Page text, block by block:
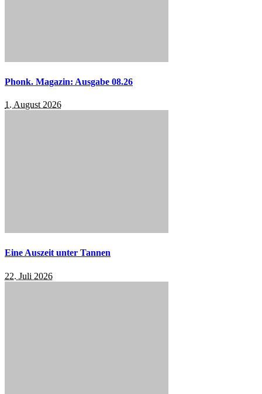
Phonk. Magazin: Ausgabe 08.26
1. August 2026
Eine Auszeit unter Tannen
22. Juli 2026